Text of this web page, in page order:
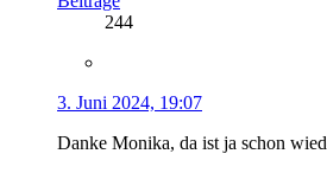
244
3. Juni 2024, 19:07
Danke Monika, da ist ja schon